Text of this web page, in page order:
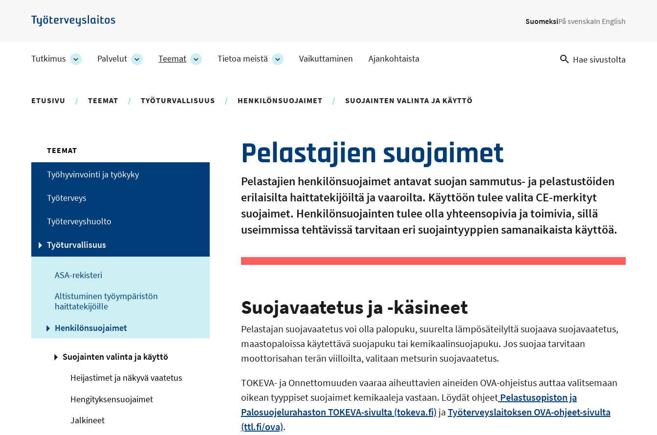
pääsisältöön
Työterveyslaitos
SuomeksiPå svenskaIn English
Tutkimus
TutkimusPalvelut
Palvelut
alakohteet
Teemat
TeematTietoa meistä
Tietoa
alakohteet
Vaikuttaminen Ajankohtaista Hae sivustolta
ETUSIVU TEEMAT TYÖTURVALLISUUS HENKILÖNSUOJAIMET SUOJAINTEN VALINTA JA KÄYTTÖ
Pelastajien suojaimet
Pelastajien henkilönsuojaimet antavat suojan sammutus- ja pelastustöiden
erilaisilta haittatekijöiltä ja vaaroilta. Käyttöön tulee valita CE-merkityt
suojaimet. Henkilönsuojainten tulee olla yhteensopivia ja toimivia, sillä
useimmissa tehtävissä tarvitaan eri suojaintyyppien samanaikaista käyttöä.
Suojavaatetus ja -käsineet
Pelastajan suojavaatetus voi olla palopuku, suurelta lämpösäteilyltä suojaava suojavaatetus,
maastopaloissa käytettävä suojapuku tai kemikaalinsuojapuku. Jos suojaa tarvitaan
moottorisahan terän viilloilta, valitaan metsurin suojavaatetus.
TOKEVA- ja Onnettomuuden vaaraa aiheuttavien aineiden OVA-ohjeistus auttaa valitsemaan
oikean tyyppiset suojaimet kemikaaleja vastaan. Löydät ohjeetPelastusopiston ja
Palosuojelurahaston TOKEVA-sivulta (tokeva.fi) ja Työterveyslaitoksen OVA-ohjeet-sivulta
(ttl.fi/ova).
TEEMAT
Työhyvinvointi ja työkyky
Työterveys
Työterveyshuolto
Työturvallisuus
ASA-rekisteri
Altistuminen työympäristön
haittatekijöille
Henkilönsuojaimet
Suojainten valinta ja käyttö
Heijastimet ja näkyvä vaatetus
Hengityksensuojaimet
Jalkineet